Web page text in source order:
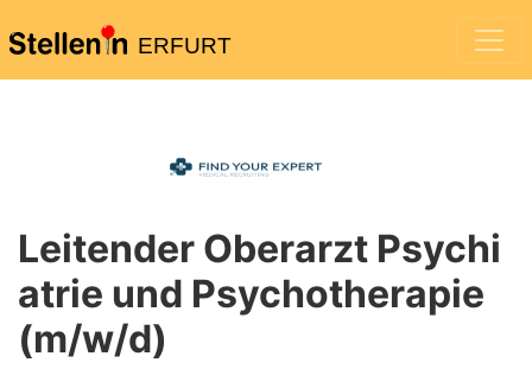
ERFURT
Leitender Oberarzt Psychi
atrie und Psychotherapie
(m/w/d)